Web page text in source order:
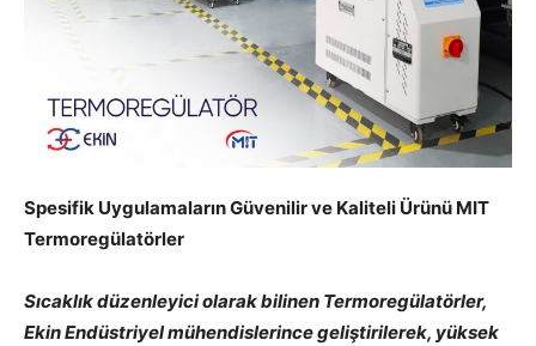
Spesifik Uygulamaların Güvenilir ve Kaliteli Ürünü MIT
Termoregülatörler
Sıcaklık düzenleyici olarak bilinen Termoregülatörler,
Ekin Endüstriyel mühendislerince geliştirilerek, yüksek